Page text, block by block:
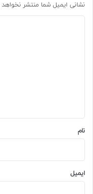
نشانی ایمیل شما منتشر
نام
ایمیل